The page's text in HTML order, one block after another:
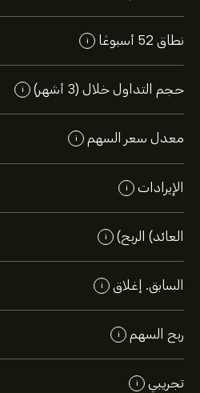
نطاق 52 أسبوعًا i
حجم التداول خلال (3 أشهر) i
معدل سعر السهم i
الإيرادات i
العائد) الربح) i
السابق. إغلاق i
ربح السهم i
تجريبي i